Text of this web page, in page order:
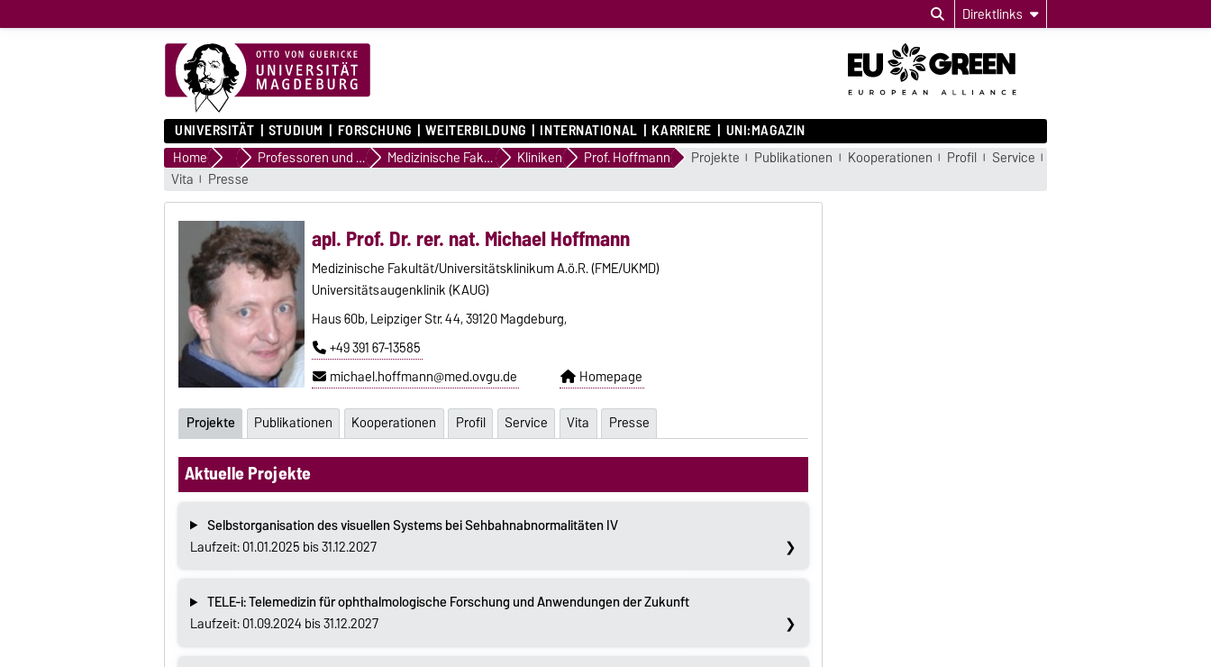
Direktlinks
UNIVERSITÄT STUDIUM FORSCHUNG WEITERBILDUNG INTERNATIONAL KARRIERE UNI:MAGAZIN
Home Forschungsprofil Professoren und Professorinnen Medizinische Fakultät Kliniken Prof. Hoffmann Projekte Publikationen Kooperationen Profil
Service
Vita
Presse
apl. Prof. Dr. rer. nat. Michael Hoffmann
Medizinische Fakultät/Universitätsklinikum A.ö.R. (FME/UKMD)
Universitätsaugenklinik (KAUG)
Haus 60b, Leipziger Str. 44, 39120 Magdeburg,
+49 391 67-13585
michael.hoffmann@med.ovgu.de
Homepage
Projekte Publikationen Kooperationen Profil Service Vita Presse
Aktuelle Projekte
Selbstorganisation des visuellen Systems bei Sehbahnabnormalitäten IV
Laufzeit: 01.01.2025 bis 31.12.2027
TELE-i: Telemedizin für ophthalmologische Forschung und Anwendungen der Zukunft
Laufzeit: 01.09.2024 bis 31.12.2027